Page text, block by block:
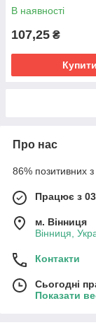
В наявності
107,25 ₴
Купити
Про нас
86% позитивних з
Працює з
м. Вінниця
Вінниця,
Контакти
Сьогодні
Показати